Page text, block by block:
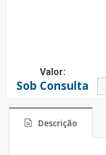
Valor:
Sob Consulta
Descrição